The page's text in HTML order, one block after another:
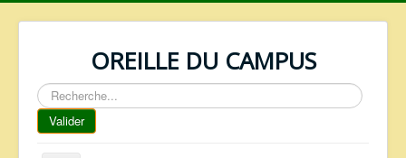
OREILLE DU CAMPUS
Rechercher
Valider